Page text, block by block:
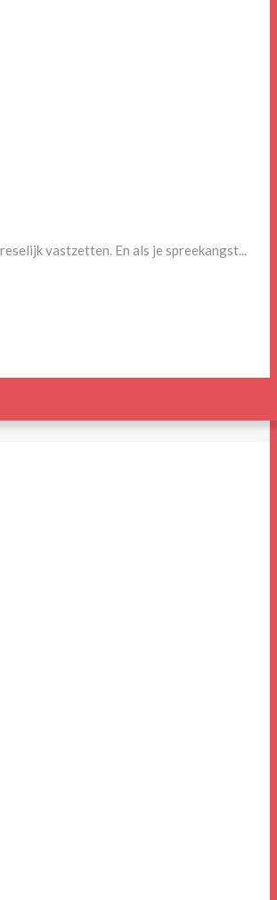
vastzetten. En als je spreekangst...